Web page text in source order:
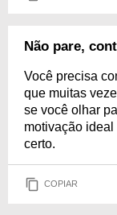
Não pare,
Você precisa
que muitas
se você olhar
motivação
certo.
COPIAR